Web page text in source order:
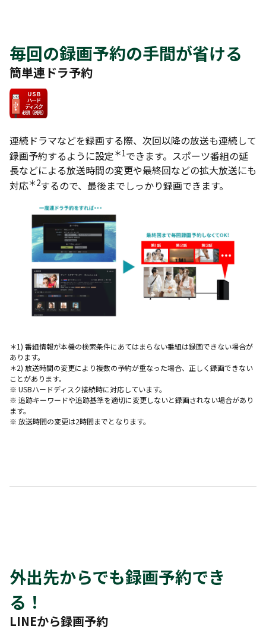
毎回の録画予約の手間が省ける
簡単連ドラ予約
連続ドラマなどを録画する際、次回以降の放送も連続して
録画予約するように設定＊1できます。スポーツ番組の延
長などによる放送時間の変更や最終回などの拡大放送にも
対応＊2するので、最後までしっかり録画できます。
＊1) 番組情報が本機の検索条件にあてはまらない番組は録画できない場合が
あります。
＊2) 放送時間の変更により複数の予約が重なった場合、正しく録画できない
ことがあります。
※ USBハードディスク接続時に対応しています。
※ 追跡キーワードや追跡基準を適切に変更しないと録画されない場合があり
ます。
※ 放送時間の変更は2時間までとなります。
外出先からでも録画予約でき
る！
LINEから録画予約